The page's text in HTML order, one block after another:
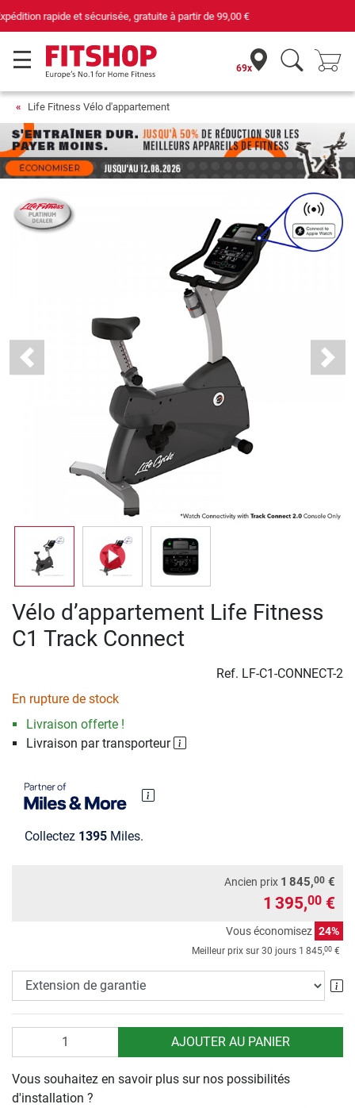
69 magasins avec 75 techniciens
69x
Life Fitness Vélo d'appartement
Previous Next
Vélo d’appartement Life Fitness
C1 Track Connect
Ref. LF-C1-CONNECT-2
En rupture de stock
Livraison offerte !
Livraison par transporteur
Collectez 1395 Miles.
Ancien prix 1 845,00 €
1 395,00 €
Vous économisez 24%
Meilleur prix sur 30 jours 1 845,00 €
AJOUTER AU PANIER
Vous souhaitez en savoir plus sur nos possibilités
d'installation ?